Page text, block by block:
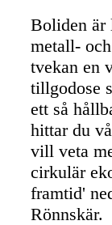
Boliden är
metall-
tvekan en
tillgodose
ett så
hittar du
vill veta
cirkulär
framtid'
Rönnskär.